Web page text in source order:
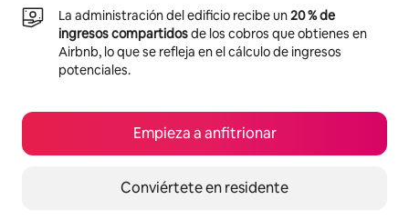
La administración del edificio recibe un20 % de
ingresos compartidosde los cobros que obtienes en
Airbnb, lo que se refleja en el cálculo de ingresos
potenciales.
Empieza a anfitrionar
Conviértete en residente